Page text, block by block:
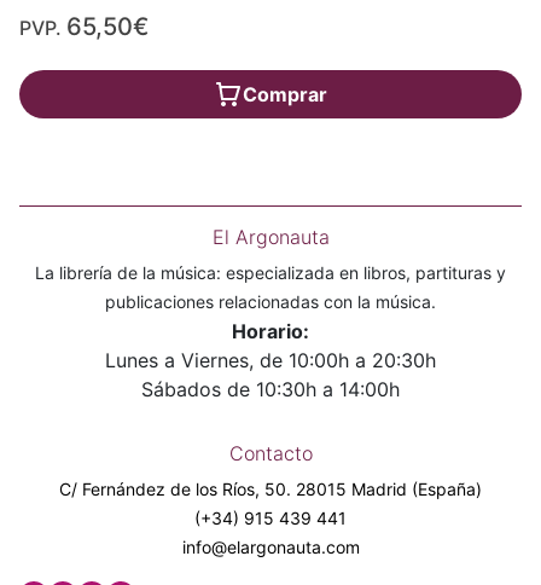
PVP. 65,50€
Comprar
El Argonauta
La librería de la música: especializada en libros, partituras y
publicaciones relacionadas con la música.
Horario:
Lunes a Viernes, de 10:00h a 20:30h
Sábados de 10:30h a 14:00h
Contacto
C/ Fernández de los Ríos, 50. 28015 Madrid (España)
(+34) 915 439 441
info@elargonauta.com